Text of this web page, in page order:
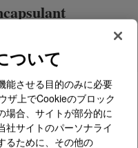
ついて
能させる目的のみに必要
ザ上でCookieのブロック
場合、サイトが部分的に
社サイトのパーソナライ
るために、その他の